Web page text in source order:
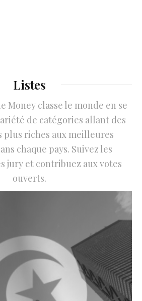
Listes
Money classe le monde en se
de catégories allant des
plus riches aux meilleures
chaque pays. Suivez les
jury et contribuez aux votes
ouverts.